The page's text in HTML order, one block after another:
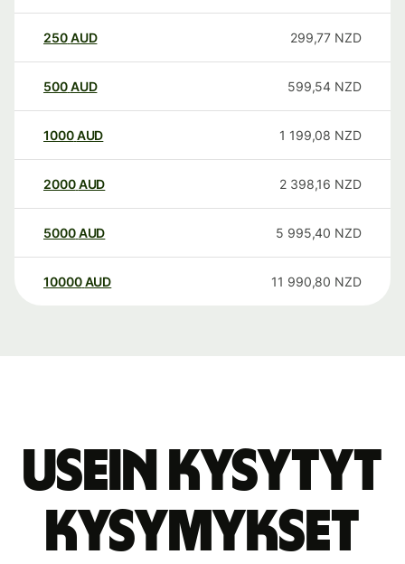
250AUD 299,77 NZD
500AUD 599,54 NZD
1000AUD 1 199,08 NZD
2000AUD 2 398,16 NZD
5000AUD 5 995,40 NZD
10000 AUD 11 990,80 NZD
Usein kysytyt
kysymykset